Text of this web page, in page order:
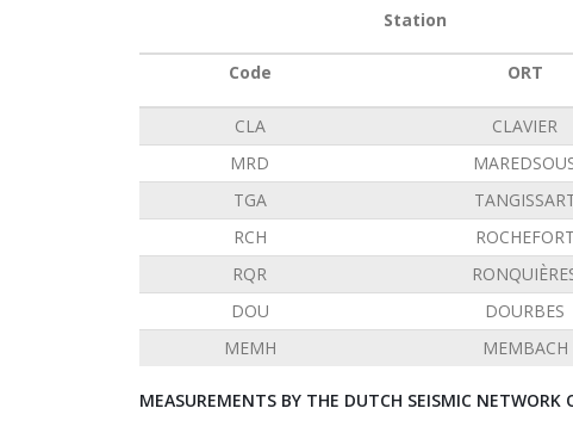
Station
Code ORT
CLA CLAVIER
MRD
TGA
RCH
ROCHEFORT
RQR
DOU
DOURBES
MEMH
MEMBACH
MEASUREMENTS BY THE DUTCH SEISMIC